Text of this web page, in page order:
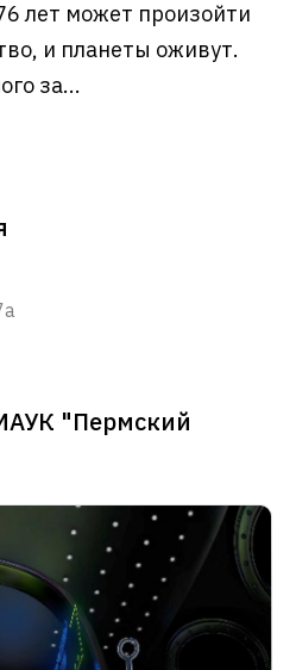
лет может произойти
и планеты оживут.
за...
"Пермский